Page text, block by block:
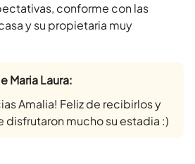
conforme con las
y su propietaria muy
Maria Laura:
Amalia! Feliz de recibirlos y
disfrutaron mucho su estadia :)